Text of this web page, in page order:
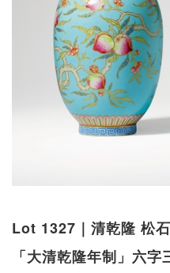
Lot 1327｜清乾隆 松
「大清乾隆年制」六字